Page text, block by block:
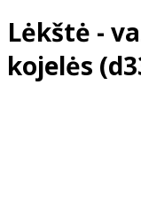
Lėkštė -
kojelės